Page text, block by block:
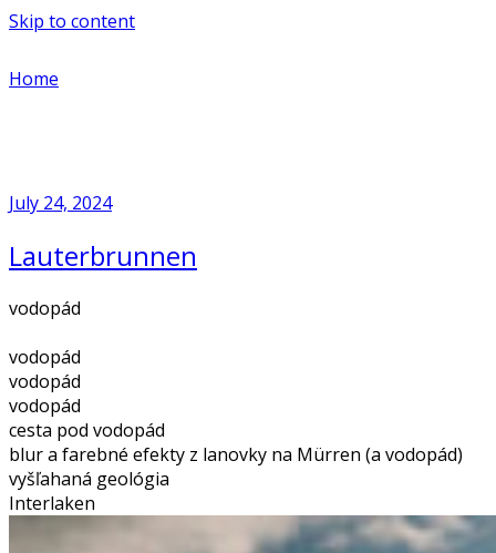
Skip to content
Home
July 24, 2024
Lauterbrunnen
vodopád
vodopád
vodopád
vodopád
cesta pod vodopád
blur a farebné efekty z lanovky na Mürren (a vodopád)
vyšľahaná geológia
Interlaken